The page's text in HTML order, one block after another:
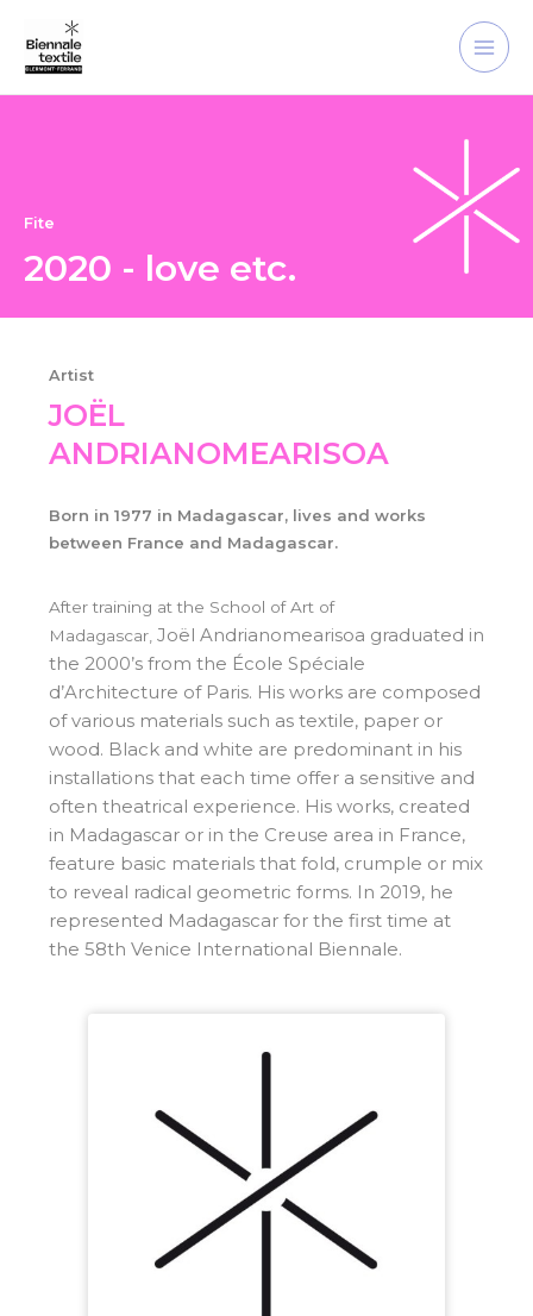
content
Main
Fite
2020 - love etc.
Artist
JOËL
ANDRIANOMEARISOA
Born in 1977 in Madagascar, lives and works
between France and Madagascar.
After training at the School of Art of
Madagascar, Joël Andrianomearisoa graduated in
the 2000’s from the École Spéciale
d’Architecture of Paris. His works are composed
of various materials such as textile, paper or
wood. Black and white are predominant in his
installations that each time offer a sensitive and
often theatrical experience. His works, created
in Madagascar or in the Creuse area in France,
feature basic materials that fold, crumple or mix
to reveal radical geometric forms. In 2019, he
represented Madagascar for the first time at
the 58th Venice International Biennale.